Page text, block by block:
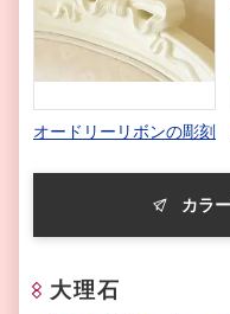
オードリーリボンの彫刻
カラ
大理石